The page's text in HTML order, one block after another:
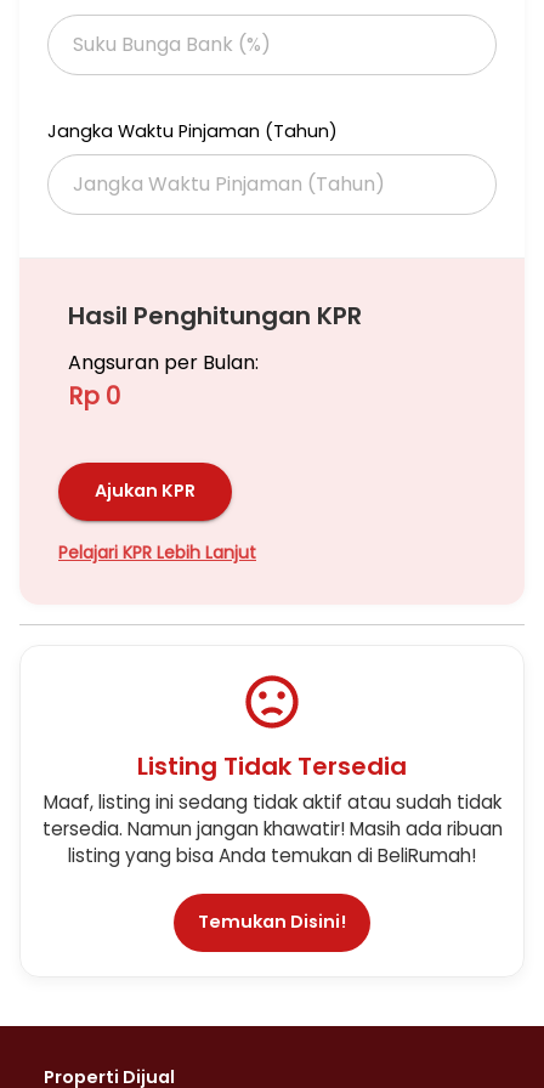
Jangka Waktu Pinjaman (Tahun)
Hasil Penghitungan KPR
Angsuran per Bulan:
Rp 0
Ajukan KPR
Pelajari KPR Lebih Lanjut
Listing Tidak Tersedia
Maaf, listing ini sedang tidak aktif atau sudah tidak
tersedia. Namun jangan khawatir! Masih ada ribuan
listing yang bisa Anda temukan di BeliRumah!
Temukan Disini!
Properti Dijual